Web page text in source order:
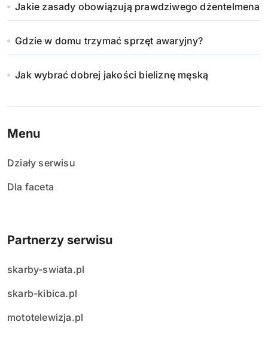
Jakie zasady obowiązują prawdziwego dżentelmena
Gdzie w domu trzymać sprzęt awaryjny?
Jak wybrać dobrej jakości bieliznę męską
Menu
Działy serwisu
Dla faceta
Partnerzy serwisu
skarby-swiata.pl
skarb-kibica.pl
mototelewizja.pl